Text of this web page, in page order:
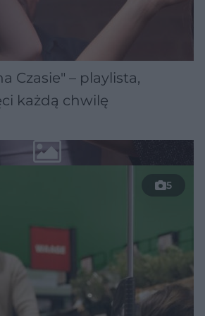
Czasie" – playlista,
każdą chwilę
5